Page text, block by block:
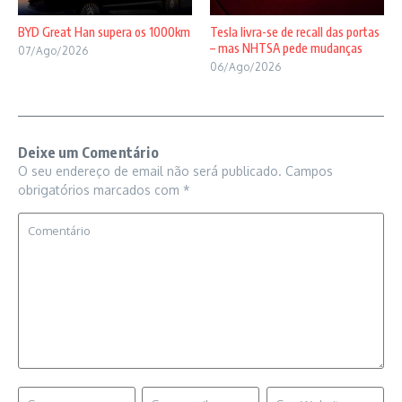
BYD Great Han supera os 1000km
07/Ago/2026
Tesla livra-se de recall das portas
– mas NHTSA pede mudanças
06/Ago/2026
Deixe um Comentário
O seu endereço de email não será publicado. Campos
obrigatórios marcados com *